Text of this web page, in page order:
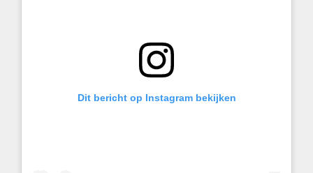
Dit bericht op Instagram bekijken